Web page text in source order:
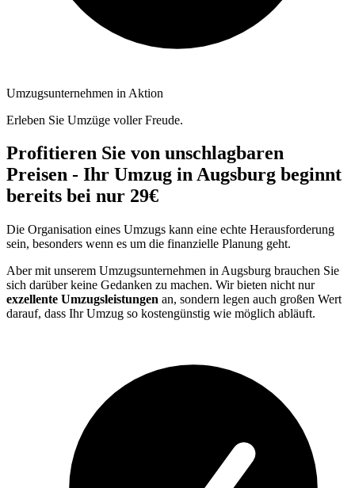
Umzugsunternehmen in Aktion
Erleben Sie Umzüge voller Freude.
Profitieren Sie von unschlagbaren
Preisen - Ihr Umzug in Augsburg beginnt
bereits bei nur 29€
Die Organisation eines Umzugs kann eine echte Herausforderung
sein, besonders wenn es um die finanzielle Planung geht.
Aber mit unserem Umzugsunternehmen in Augsburg brauchen Sie
sich darüber keine Gedanken zu machen. Wir bieten nicht nur
exzellente Umzugsleistungen an, sondern legen auch großen Wert
darauf, dass Ihr Umzug so kostengünstig wie möglich abläuft.